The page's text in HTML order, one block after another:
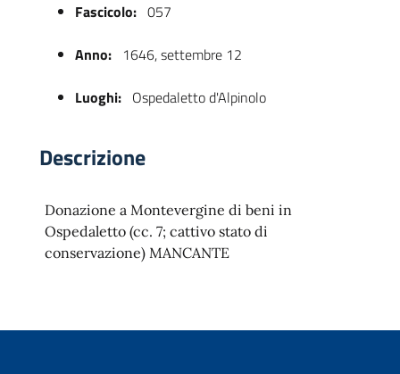
Fascicolo: 057
Anno: 1646, settembre 12
Luoghi: Ospedaletto d'Alpinolo
Descrizione
Donazione a Montevergine di beni in
Ospedaletto (cc. 7; cattivo stato di
conservazione) MANCANTE